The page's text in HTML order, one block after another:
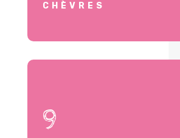
CHÈVRES
9